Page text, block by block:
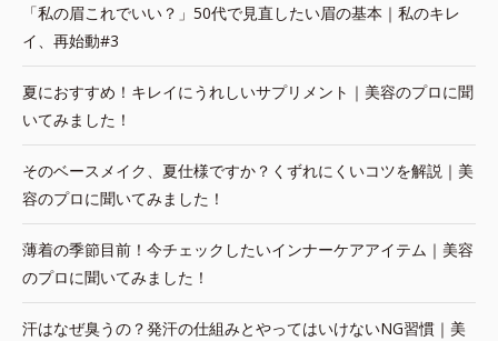
「私の眉これでいい？」50代で見直したい眉の基本｜私のキレ
イ、再始動#3
夏におすすめ！キレイにうれしいサプリメント｜美容のプロに聞
いてみました！
そのベースメイク、夏仕様ですか？くずれにくいコツを解説｜美
容のプロに聞いてみました！
薄着の季節目前！今チェックしたいインナーケアアイテム｜美容
のプロに聞いてみました！
汗はなぜ臭うの？発汗の仕組みとやってはいけないNG習慣｜美